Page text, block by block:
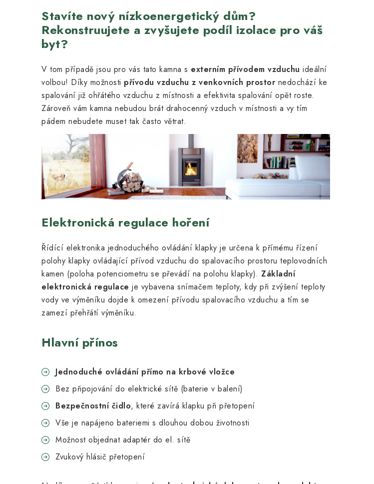
Stavíte nový nízkoenergetický dům?
Rekonstruujete a zvyšujete podíl izolace pro váš
byt?
V tom případě jsou pro vás tato kamna s externím přívodem vzduchu ideální
volbou! Díky možnosti přívodu vzduchu z venkovních prostor nedochází ke
spalování již ohřátého vzduchu z místnosti a efektivita spalování opět roste.
Zároveň vám kamna nebudou brát drahocenný vzduch v místnosti a vy tím
pádem nebudete muset tak často větrat.
Elektronická regulace hoření
Řídící elektronika jednoduchého ovládání klapky je určena k přímému řízení
polohy klapky ovládající přívod vzduchu do spalovacího prostoru teplovodních
kamen (poloha potenciometru se převádí na polohu klapky). Základní
elektronická regulace je vybavena snímačem teploty, kdy při zvýšení teploty
vody ve výměníku dojde k omezení přívodu spalovacího vzduchu a tím se
zamezí přehřátí výměníku.
Hlavní přínos
Jednoduché ovládání přímo na krbové vložce
Bez připojování do elektrické sítě (baterie v balení)
Bezpečnostní čidlo, které zavírá klapku při přetopení
Vše je napájeno bateriemi s dlouhou dobou životnosti
Možnost objednat adaptér do el. sítě
Zvukový hlásič přetopení